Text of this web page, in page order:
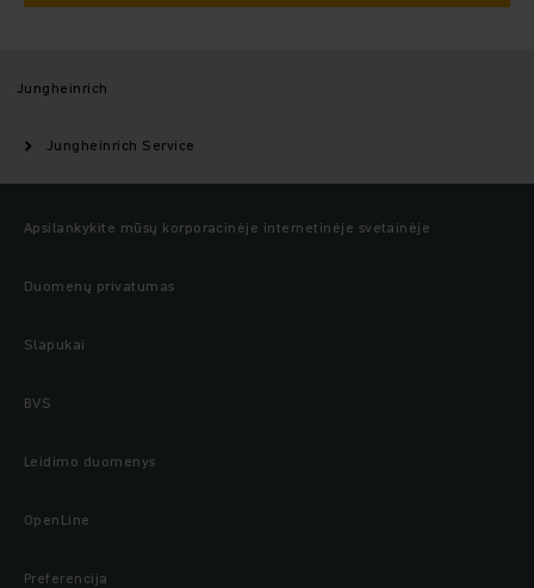
Jungheinrich
Jungheinrich Service
Apsilankykite mūsų korporacinėje internetinėje svetainėje
Duomenų privatumas
Slapukai
BVS
Leidimo duomenys
OpenLine
Preferencija